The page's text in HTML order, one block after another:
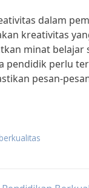
dalam
kreativitas
minat belajar
pendidik perlu
pesan-